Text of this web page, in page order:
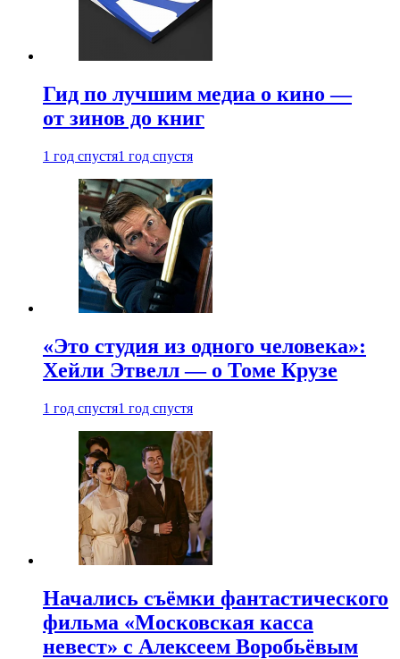
Гид по лучшим медиа о кино —
от зинов до книг
1 год спустя1 год спустя
«Это студия из одного человека»:
Хейли Этвелл — о Томе Крузе
1 год спустя1 год спустя
Начались съёмки фантастического
фильма «Московская касса
невест» с Алексеем Воробьёвым